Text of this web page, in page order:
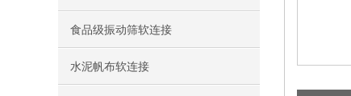
食品级振动筛软连接
水泥帆布软连接